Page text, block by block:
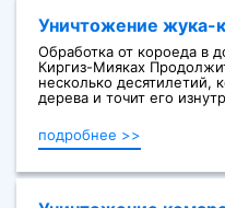
Уничтожение жука-
Обработка от короеда в
Киргиз-Мияках
несколько десятилетий,
дерева и точит его
подробнее >>